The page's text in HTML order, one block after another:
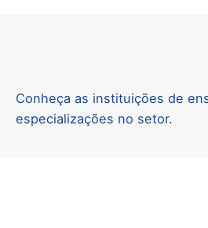
Conheça as instituições de
especializações no setor.